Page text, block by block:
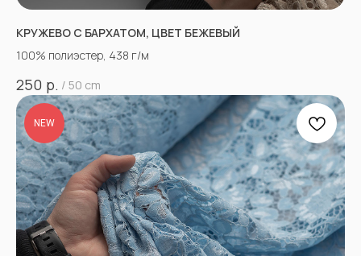
КРУЖЕВО С БАРХАТОМ, ЦВЕТ БЕЖЕВЫЙ
100% полиэстер, 438 г/м
250 р. / 50 cm
NEW